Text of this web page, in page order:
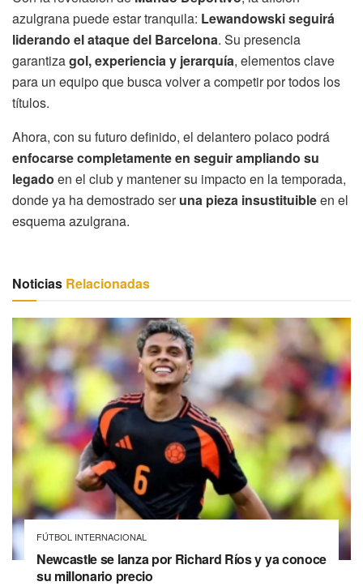
azulgrana puede estar tranquila: Lewandowski seguirá
liderando el ataque del Barcelona. Su presencia
garantizagol, experiencia y jerarquía, elementos clave
para un equipo que busca volver a competir por todos los
títulos.
Ahora, con su futuro definido, el delantero polaco podrá
enfocarse completamente en seguir ampliando su
legado en el club y mantener su impacto en la temporada,
donde ya ha demostrado seruna pieza insustituibleen el
esquema azulgrana.
Noticias Relacionadas
FÚTBOL INTERNACIONAL
Newcastle se lanza por Richard Ríos y ya conoce
su millonario precio